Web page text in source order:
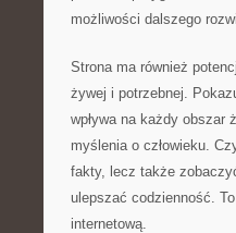
możliwości dalszego
Strona ma również
żywej i potrzebnej.
wpływa na każdy
myślenia o człowieku.
fakty, lecz także
ulepszać codzienność.
internetową.